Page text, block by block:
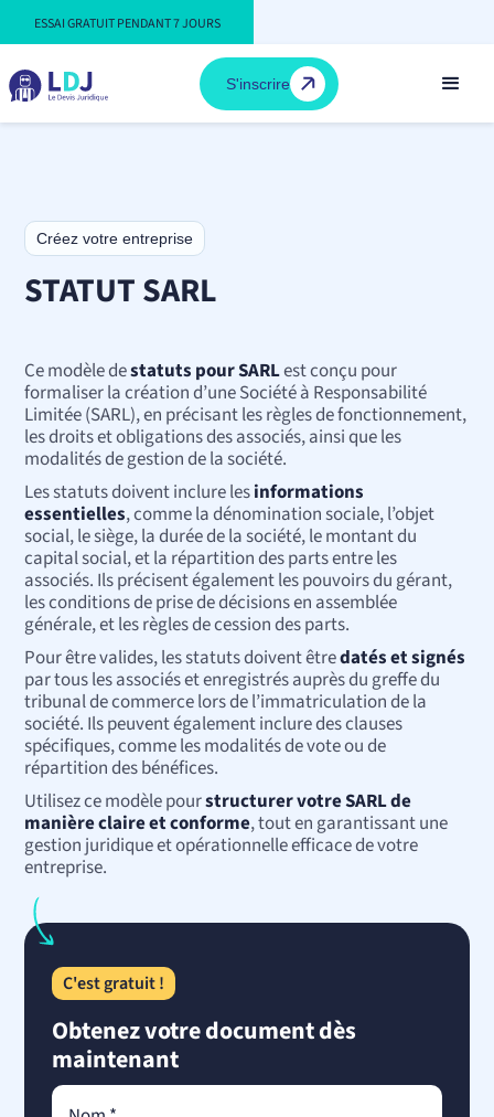
ESSAI GRATUIT PENDANT 7 JOURS
S'inscrire
Créez votre entreprise
STATUT SARL
Ce modèle destatuts pour SARLest conçu pour
formaliser la création d’une Société à Responsabilité
Limitée (SARL), en précisant les règles de fonctionnement,
les droits et obligations des associés, ainsi que les
modalités de gestion de la société.
Les statuts doivent inclure lesinformations
essentielles, comme la dénomination sociale, l’objet
social, le siège, la durée de la société, le montant du
capital social, et la répartition des parts entre les
associés. Ils précisent également les pouvoirs du gérant,
les conditions de prise de décisions en assemblée
générale, et les règles de cession des parts.
Pour être valides, les statuts doivent êtredatés et signés
par tous les associés et enregistrés auprès du greffe du
tribunal de commerce lors de l’immatriculation de la
société. Ils peuvent également inclure des clauses
spécifiques, comme les modalités de vote ou de
répartition des bénéfices.
Utilisez ce modèle pourstructurer votre SARL de
manière claire et conforme, tout en garantissant une
gestion juridique et opérationnelle efficace de votre
entreprise.
C'est gratuit !
Obtenez votre document dès
maintenant